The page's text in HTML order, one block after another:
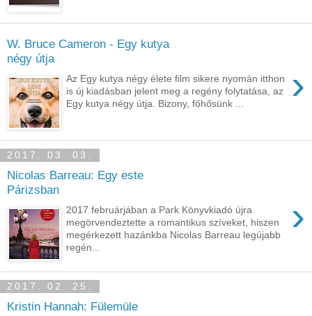
W. Bruce Cameron - Egy kutya
négy útja
›
Az Egy kutya négy élete film sikere nyomán itthon
is új kiadásban jelent meg a regény folytatása, az
Egy kutya négy útja. Bizony, főhősünk ...
2017. 03. 03.
Nicolas Barreau: Egy este
Párizsban
›
2017 februárjában a Park Könyvkiadó újra
megörvendeztette a romantikus szíveket, hiszen
megérkezett hazánkba Nicolas Barreau legújabb
regén...
2017. 02. 25.
Kristin Hannah: Fülemüle